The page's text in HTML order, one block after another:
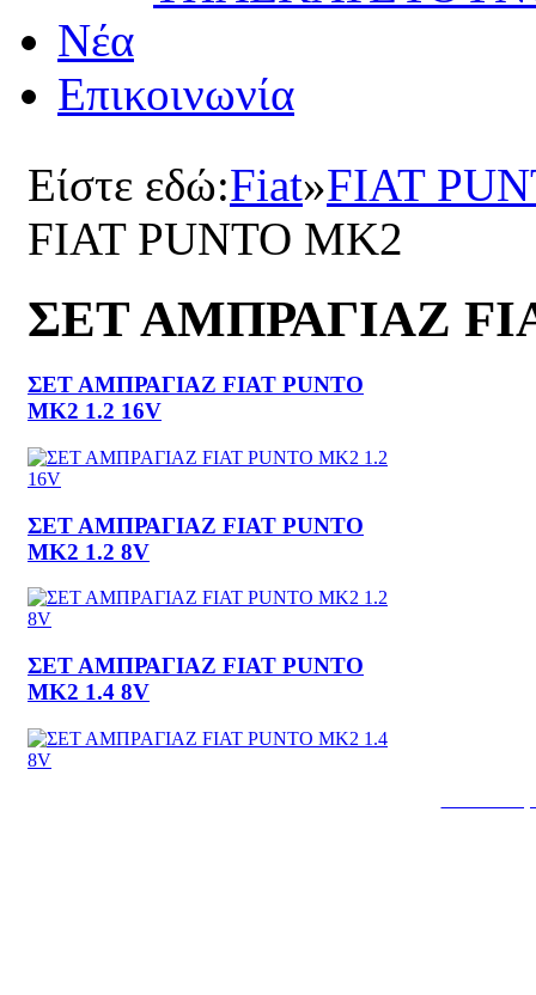
Νέα
Επικοινωνία
Είστε εδώ:Fiat»FIAT
FIAT PUNTO ΜΚ2
ΣΕΤ ΑΜΠΡΑΓΙΑΖ
ΣΕΤ ΑΜΠΡΑΓΙΑΖ FIAT PUNTO
MK2 1.2 16V
ΣΕΤ ΑΜΠΡΑΓΙΑΖ FIAT PUNTO
MK2 1.2 8V
ΣΕΤ ΑΜΠΡΑΓΙΑΖ FIAT PUNTO
MK2 1.4 8V